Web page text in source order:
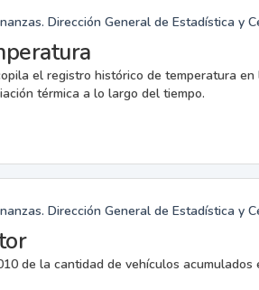
Dirección General de Estadística y
el registro histórico de temperatura en
térmica a lo largo del tiempo.
Dirección General de Estadística y
de la cantidad de vehículos acumulados